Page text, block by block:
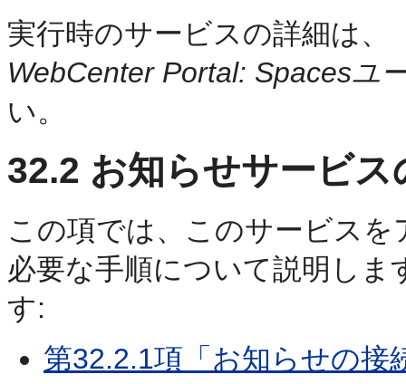
実行時のサービスの詳細は、
WebCenter Portal: Spacesユ
い。
32.2 お知らせサービス
この項では、このサービス
必要な手順について説明し
す:
第32.2.1項「お知らせの接